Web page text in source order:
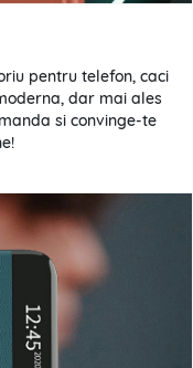
pentru telefon, caci
dar mai ales
si convinge-te